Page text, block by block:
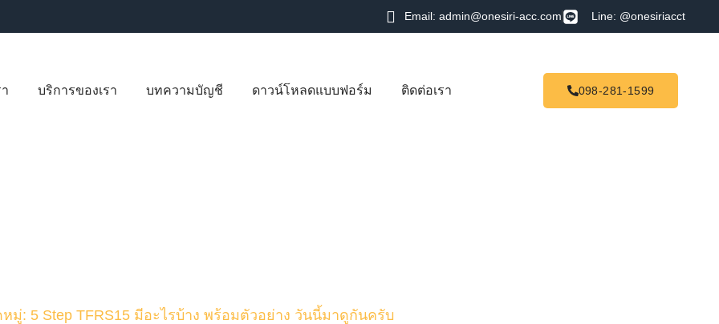
Email: admin@onesiri-acc.com Line: @onesiriacct
บริการของเรา บทความบัญชี ดาวน์โหลดแบบฟอร์ม ติดต่อเรา 098-281-1599
มู่: 5 Step TFRS15 มีอะไรบ้าง พร้อมตัวอย่าง วันนี้มาดูกันครับ